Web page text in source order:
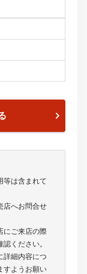
等は含まれて
店へお問合せ
にご来店の際
ください。
詳細内容につ
すようお願い